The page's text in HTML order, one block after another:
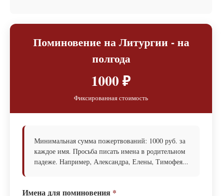
Поминовение на Литургии - на
полгода
1000 ₽
Фиксированная стоимость
Минимальная сумма пожертвований: 1000 руб. за
каждое имя. Просьба писать имена в родительном
падеже. Например, Александра, Елены, Тимофея...
Имена для поминовения *